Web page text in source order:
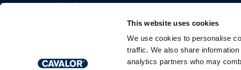
This website uses cookies
We use cookies to personalise
traffic. We also share
analytics partners who may
Hinterlassen sie eine bewertung